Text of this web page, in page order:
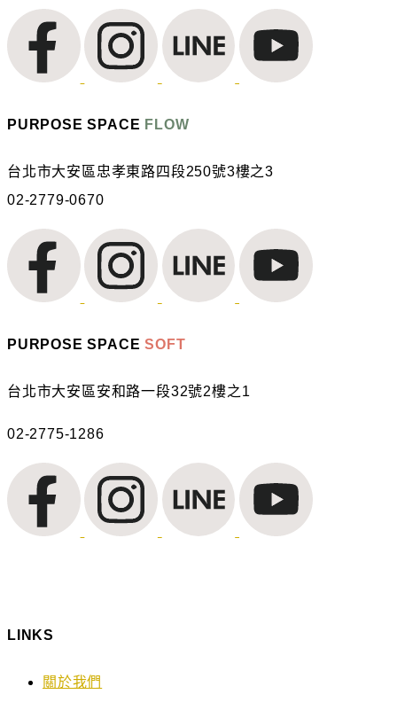
PURPOSE SPACE FLOW
台北市大安區忠孝東路四段250號3樓之3
02-2779-0670
PURPOSE SPACESOFT
台北市大安區安和路一段32號2樓之1
02-2775-1286
LINKS
關於我們